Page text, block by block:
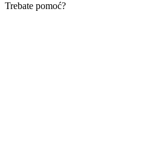
Trebate pomoć?